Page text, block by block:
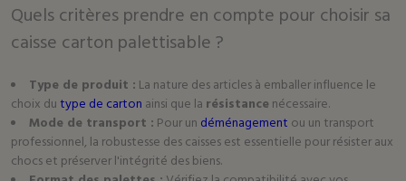
Quels critères prendre en compte pour choisir sa
caisse carton palettisable ?
Type de produit : La nature des articles à emballer influence le
choix dutype de carton ainsi que la résistancenécessaire.
Mode de transport : Pour un déménagement ou un transport
professionnel, la robustesse des caisses est essentielle pour résister aux
chocs et préserver l'intégrité des biens.